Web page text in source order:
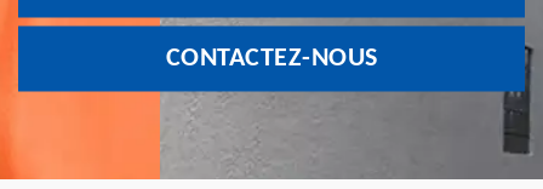
CONTACTEZ-NOUS